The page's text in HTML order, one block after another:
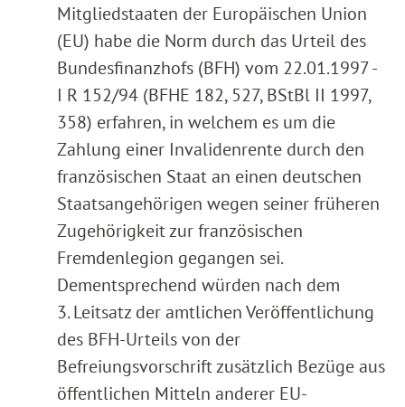
Mitgliedstaaten der Europäischen Union
(EU) habe die Norm durch das Urteil des
Bundesfinanzhofs (BFH) vom 22.01.1997 -
I R 152/94 (BFHE 182, 527, BStBl II 1997,
358) erfahren, in welchem es um die
Zahlung einer Invalidenrente durch den
französischen Staat an einen deutschen
Staatsangehörigen wegen seiner früheren
Zugehörigkeit zur französischen
Fremdenlegion gegangen sei.
Dementsprechend würden nach dem
3. Leitsatz der amtlichen Veröffentlichung
des BFH-Urteils von der
Befreiungsvorschrift zusätzlich Bezüge aus
öffentlichen Mitteln anderer EU-